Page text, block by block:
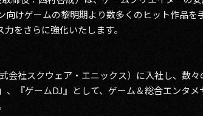
向けゲームの黎明期より数多くのヒット作品
をさらに強化いたします。
会社スクウェア・エニックス）に入社し、数
、『ゲームDJ』として、ゲーム＆総合エンタ